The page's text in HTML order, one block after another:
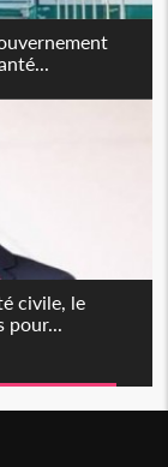
civile, le
pour...